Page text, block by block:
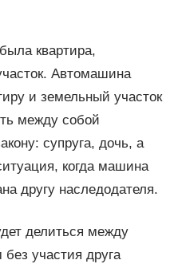
квартира,
Автомашина
и земельный участок
между собой
супруга, дочь, а
когда машина
другу наследодателя.
делиться между
участия друга